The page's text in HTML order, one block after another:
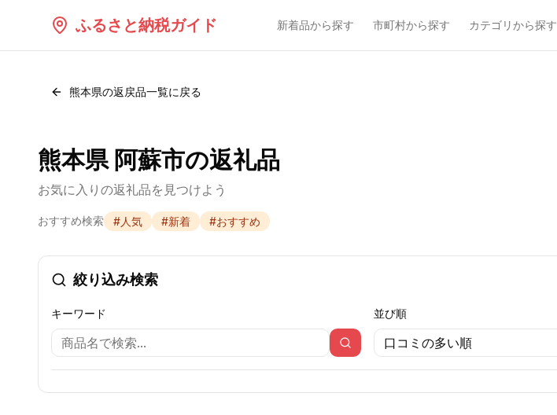
ふるさと納税ガイド 新着品から探す 市町村から探す カテゴリから探す
熊本県の返戻品一覧に戻る
熊本県 阿蘇市の返礼品
お気に入りの返礼品を見つけよう
おすすめ検索 #人気 #新着 #おすすめ
絞り込み検索
キーワード 並び順
口コミの多い順